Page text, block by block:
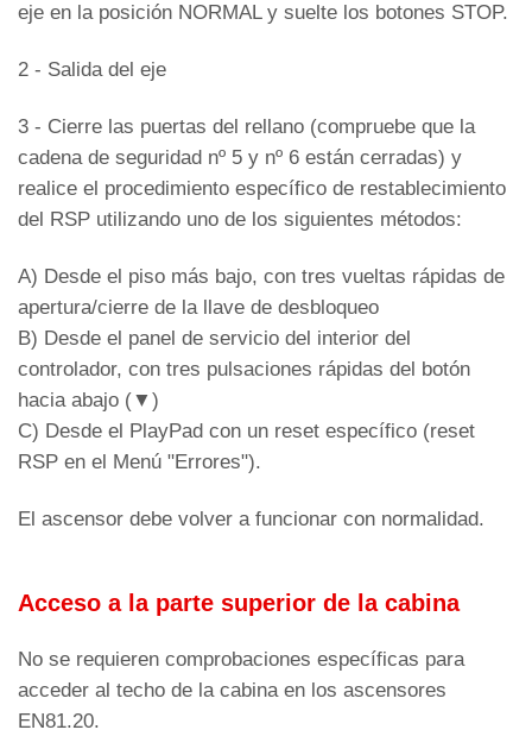
eje en la posición NORMAL y suelte los botones STOP.
2 - Salida del eje
3 - Cierre las puertas del rellano (compruebe que la
cadena de seguridad nº 5 y nº 6 están cerradas) y
realice el procedimiento específico de restablecimiento
del RSP utilizando uno de los siguientes métodos:
A) Desde el piso más bajo, con tres vueltas rápidas de
apertura/cierre de la llave de desbloqueo
B) Desde el panel de servicio del interior del
controlador, con tres pulsaciones rápidas del botón
hacia abajo (▼)
C) Desde el PlayPad con un reset específico (reset
RSP en el Menú "Errores").
El ascensor debe volver a funcionar con normalidad.
Acceso a la parte superior de la cabina
No se requieren comprobaciones específicas para
acceder al techo de la cabina en los ascensores
EN81.20.